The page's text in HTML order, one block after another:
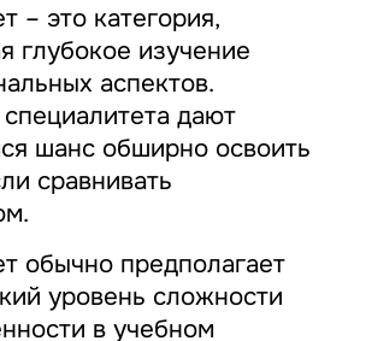
– это категория,
глубокое изучение
аспектов.
дают
шанс обширно освоить
сравнивать
обычно предполагает
уровень сложности
в учебном